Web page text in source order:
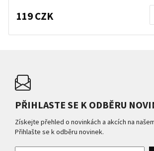
119 CZK
PŘIHLASTE SE K ODBĚRU
Získejte přehled o novinkách a akcích na
Přihlašte se k odběru novinek.